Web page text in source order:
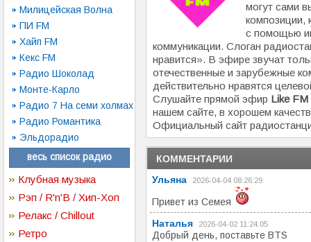
Милицейская Волна
ПИ FM
Хайп FM
Кекс FM
Радио Шоколад
Монте-Карло
Радио 7 На семи холмах
Радио Романтика
Эльдорадио
весь список радио
Клубная музыка
Рэп / R'n'B / Хип-Хоп
Релакс / Chillout
Ретро
могут сами
композиции,
с помощью
коммуникации. Слоган
нравится». В эфире звучат
отечественные и зарубежные
действительно нравятся
Слушайте прямой эфир Like
нашем сайте, в хорошем
Официальный сайт
КОММЕНТАРИИ
Ульяна
2026-04-04 08:26:29
Привет из Семея
Наталья
2026-04-02 11:24:05
Добрый день, поставьте BTS